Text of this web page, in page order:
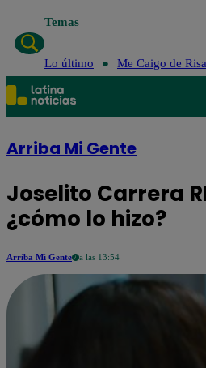
Temas
Lo último Me Caigo de Risa
Arriba Mi Gente
Joselito Carrera
¿cómo lo hizo?
Arriba Mi Gente a las 13:54